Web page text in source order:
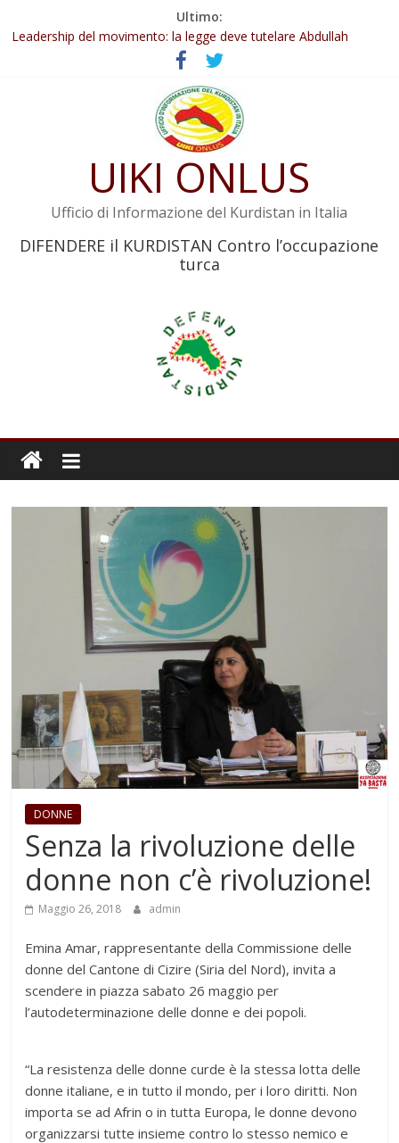
Ultimo:
Abdullah Öcalan: Le legge negativa deve essere trasformata in
legge positiva
Leadership del movimento: la legge deve tutelare Abdullah
Commissione donne del KNK: Şengal è di nuovo sotto minaccia
Non tenere conto della situazione di Rêber Apo ostacolerebbe
Il KNK chiede un’azione internazionale contro i crimini di guerra
UIKI ONLUS
Ufficio di Informazione del Kurdistan in Italia
DIFENDERE il KURDISTAN Contro l’occupazione
turca
DONNE
Senza la rivoluzione delle
donne non c’è rivoluzione!
Maggio 26, 2018 admin
Emina Amar, rappresentante della Commissione delle
donne del Cantone di Cizire (Siria del Nord), invita a
scendere in piazza sabato 26 maggio per
l’autodeterminazione delle donne e dei popoli.
“La resistenza delle donne curde è la stessa lotta delle
donne italiane, e in tutto il mondo, per i loro diritti. Non
importa se ad Afrin o in tutta Europa, le donne devono
organizzarsi tutte insieme contro lo stesso nemico e